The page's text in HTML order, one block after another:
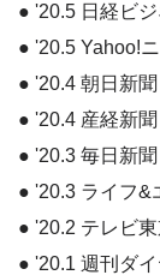
● '20.5 日経ビジ
● '20.5 Yahoo!
● '20.4 朝日新聞
● '20.4 産経新聞
● '20.3 毎日新聞
● '20.3 ライフ&
● '20.2 テレビ東
● '20.1 週刊ダ